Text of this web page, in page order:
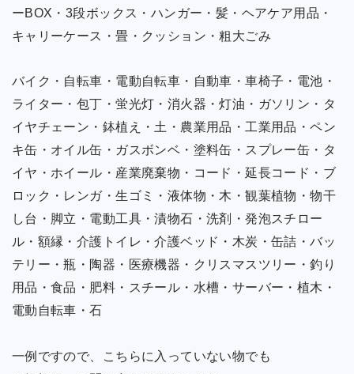
ーBOX・3段ボックス・ハンガー・髪・ヘアケア用品・
キャリーケース・畳・クッション・粗大ごみ
バイク・自転車・電動自転車・自動車・車椅子・電池・
ライター・包丁・蛍光灯・消火器・灯油・ガソリン・タ
イヤチェーン・鉢植え・土・農業用品・工業用品・ペン
キ缶・オイル缶・ガスボンベ・塗料缶・スプレー缶・タ
イヤ・ホイール・産業廃棄物・コード・延長コード・ブ
ロック・レンガ・生ゴミ・液体物・木・観葉植物・物干
し台・脚立・電動工具・漬物石・洗剤・発泡スチロー
ル・額縁・介護トイレ・介護ベッド・木炭・缶詰・バッ
テリー・瓶・陶器・医療機器・クリスマスツリー・釣り
用品・食品・肥料・スチール・水槽・サーバー・植木・
電動自転車・石
一例ですので、こちらに入っていない物でも